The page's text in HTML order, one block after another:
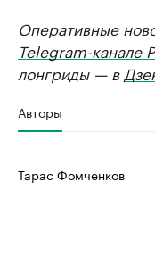
Оперативные
Telegram-канале
лонгриды — в
Авторы
Тарас Фомченков